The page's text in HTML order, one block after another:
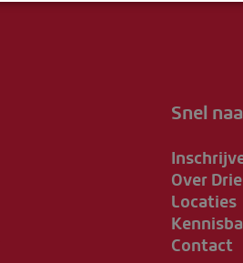
Snel
Over
Locaties
Contact